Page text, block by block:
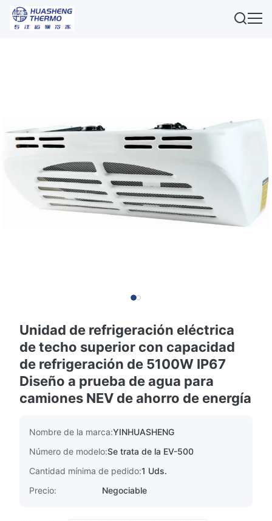
Unidad de refrigeración eléctrica
de techo superior con capacidad
de refrigeración de 5100W IP67
Diseño a prueba de agua para
camiones NEV de ahorro de energía
Nombre de la marca:YINHUASHENG
Número de modelo:Se trata de la EV-500
Cantidad mínima de pedido:1 Uds.
Precio:
Negociable